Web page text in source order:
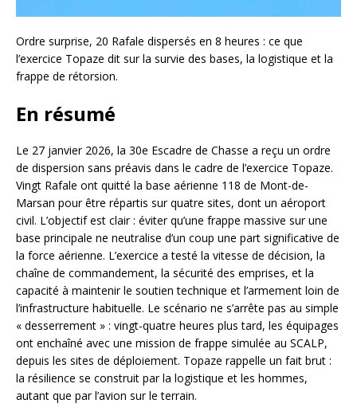
Ordre surprise, 20 Rafale dispersés en 8 heures : ce que
l’exercice Topaze dit sur la survie des bases, la logistique et la
frappe de rétorsion.
En résumé
Le 27 janvier 2026, la 30e Escadre de Chasse a reçu un ordre
de dispersion sans préavis dans le cadre de l’exercice Topaze.
Vingt Rafale ont quitté la base aérienne 118 de Mont-de-
Marsan pour être répartis sur quatre sites, dont un aéroport
civil. L’objectif est clair : éviter qu’une frappe massive sur une
base principale ne neutralise d’un coup une part significative de
la force aérienne. L’exercice a testé la vitesse de décision, la
chaîne de commandement, la sécurité des emprises, et la
capacité à maintenir le soutien technique et l’armement loin de
l’infrastructure habituelle. Le scénario ne s’arrête pas au simple
« desserrement » : vingt-quatre heures plus tard, les équipages
ont enchaîné avec une mission de frappe simulée au SCALP,
depuis les sites de déploiement. Topaze rappelle un fait brut :
la résilience se construit par la logistique et les hommes,
autant que par l’avion sur le terrain.